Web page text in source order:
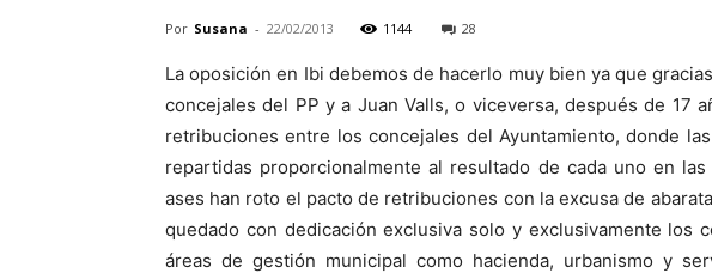
Por Susana - 22/02/2013 1144 28
La oposición en Ibi debemos de hacerlo muy bien ya que
concejales del PP y a Juan Valls, o viceversa, después de 17
retribuciones entre los concejales del Ayuntamiento, donde
repartidas proporcionalmente al resultado de cada uno en
ases han roto el pacto de retribuciones con la excusa de
quedado con dedicación exclusiva solo y exclusivamente los
áreas de gestión municipal como hacienda, urbanismo y